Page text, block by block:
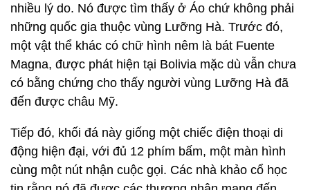
nhiều lý do. Nó được tìm thấy ở Áo chứ không phải
những quốc gia thuộc vùng Lưỡng Hà. Trước đó,
một vật thể khác có chữ hình nêm là bát Fuente
Magna, được phát hiện tại Bolivia mặc dù vẫn chưa
có bằng chứng cho thấy người vùng Lưỡng Hà đã
đến được châu Mỹ.
Tiếp đó, khối đá này giống một chiếc điện thoại di
động hiện đại, với đủ 12 phím bấm, một màn hình
cùng một nút nhận cuộc gọi. Các nhà khảo cổ học